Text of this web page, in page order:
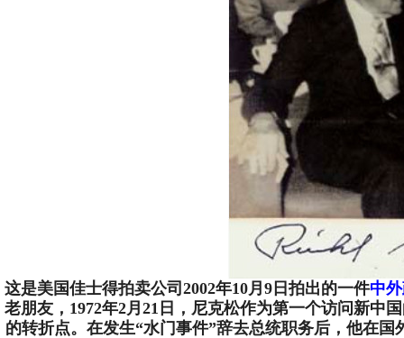
这是美国佳士得拍卖公司2002年10月9日拍出的一件中
老朋友，1972年2月21日，尼克松作为第一个访问新中
的转折点。在发生“水门事件”辞去总统职务后，他在